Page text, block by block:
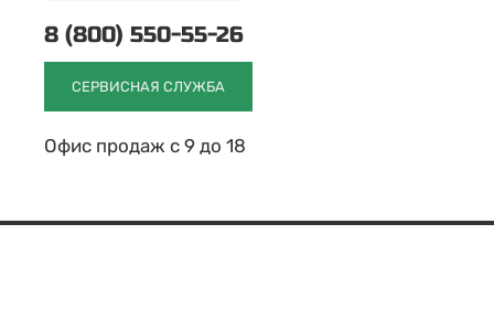
8 (800) 550-55-26
СЕРВИСНАЯ СЛУЖБА
Офис продаж с 9 до 18